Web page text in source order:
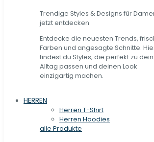
Trendige Styles & Designs für
jetzt entdecken
Entdecke die neuesten Trends,
Farben und angesagte Schnitte.
findest du Styles, die perfekt zu
Alltag passen und deinen Look
einzigartig machen.
HERREN
Herren T-Shirt
Herren Hoodies
alle Produkte